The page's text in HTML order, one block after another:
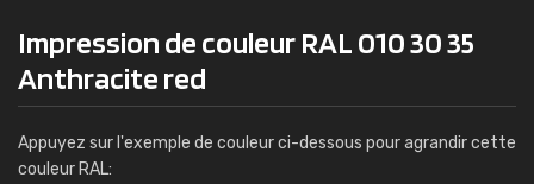
Impression de couleur RAL 010 30 35
Anthracite red
Appuyez sur l'exemple de couleur ci-dessous pour agrandir cette
couleur RAL: